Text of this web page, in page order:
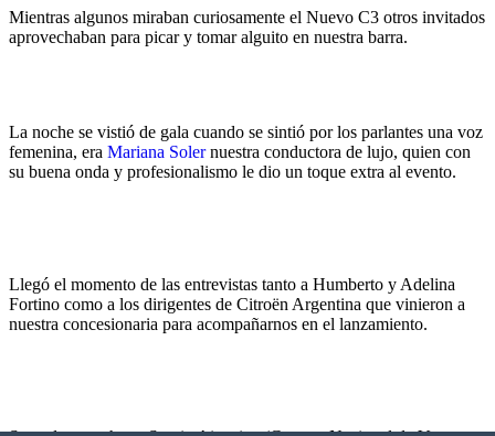
Mientras algunos miraban curiosamente el Nuevo C3 otros invitados
aprovechaban para picar y tomar alguito en nuestra barra.
La noche se vistió de gala cuando se sintió por los parlantes una voz
femenina, era Mariana Solernuestra conductora de lujo, quien con
su buena onda y profesionalismo le dio un toque extra al evento.
Llegó el momento de las entrevistas tanto a Humberto y Adelina
Fortino como a los dirigentes de Citroën Argentina que vinieron a
nuestra concesionaria para acompañarnos en el lanzamiento.